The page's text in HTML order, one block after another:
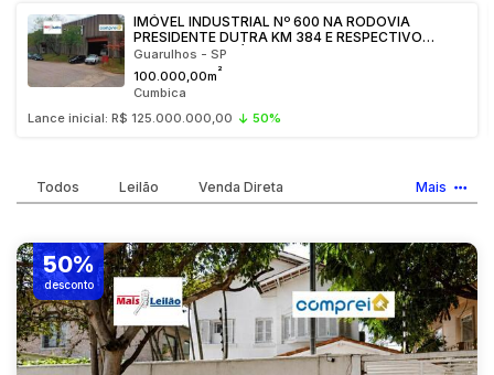
Apartamentos
Casas
Lote
Ponto Comercial
Terreno
Vaga de Garagem
Móveis
Móveis
Veículos
Carros
Bairro
Judiciais Extrajudiciais
R$ até R$
Pesquisar
IMÓVEL INDUSTRIAL Nº 600 NA RODOVIA
PRESIDENTE DUTRA KM 384 E RESPECTIVO
TERRENO COM ÁREA DE 100.000,00M²,
CUMBICA, GUARULHOS/SP
Guarulhos - SP
100.000,00m²
Cumbica
Lance inicial: R$ 125.000.000,00
50%
Todos Leilão Venda Direta Mais
50%
desconto